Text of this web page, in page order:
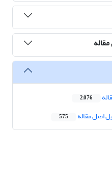
2,076
اصل مقاله 575